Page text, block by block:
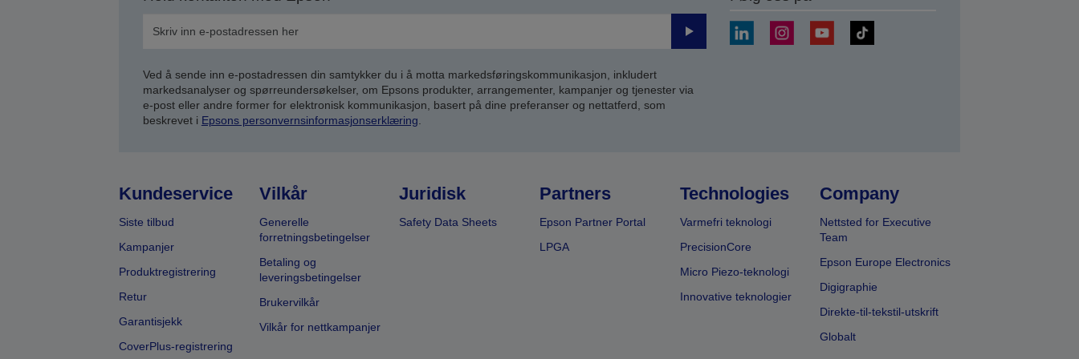
Send
Ved å sende inn e-postadressen din samtykker du i å motta markedsføringskommunikasjon, inkludert
markedsanalyser og spørreundersøkelser, om Epsons produkter, arrangementer, kampanjer og tjenester via
e-post eller andre former for elektronisk kommunikasjon, basert på dine preferanser og nettatferd, som
beskrevet i Epsons personvernsinformasjonserklæring.
Kundeservice
Siste tilbud
Kampanjer
Produktregistrering
Retur
Garantisjekk
CoverPlus-registrering
Vilkår
Generelle
forretningsbetingelser
Betaling og
leveringsbetingelser
Brukervilkår
Vilkår for nettkampanjer
Juridisk
Safety Data Sheets
Partners
Epson Partner Portal
LPGA
Technologies
Varmefri teknologi
PrecisionCore
Micro Piezo-teknologi
Innovative teknologier
Company
Nettsted for Executive
Team
Epson Europe Electronics
Digigraphie
Direkte-til-tekstil-utskrift
Globalt